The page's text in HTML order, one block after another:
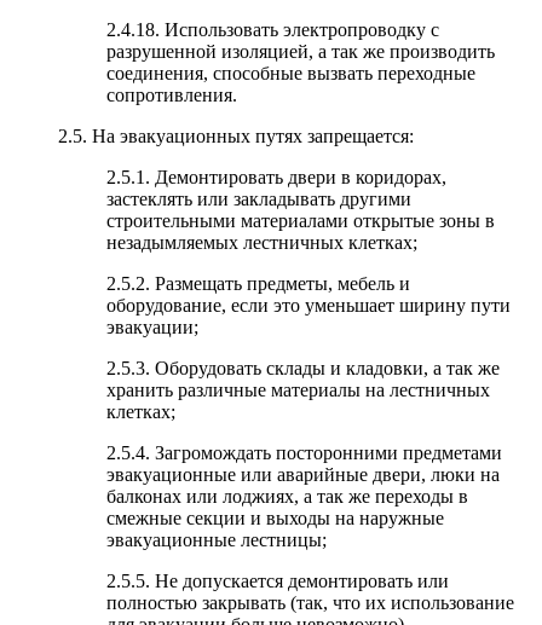
2.4.18. Использовать электропроводку с
разрушенной изоляцией, а так же производить
соединения, способные вызвать переходные
сопротивления.
2.5. На эвакуационных путях запрещается:
2.5.1. Демонтировать двери в коридорах,
застеклять или закладывать другими
строительными материалами открытые зоны в
незадымляемых лестничных клетках;
2.5.2. Размещать предметы, мебель и
оборудование, если это уменьшает ширину пути
эвакуации;
2.5.3. Оборудовать склады и кладовки, а так же
хранить различные материалы на лестничных
клетках;
2.5.4. Загромождать посторонними предметами
эвакуационные или аварийные двери, люки на
балконах или лоджиях, а так же переходы в
смежные секции и выходы на наружные
эвакуационные лестницы;
2.5.5. Не допускается демонтировать или
полностью закрывать (так, что их использование